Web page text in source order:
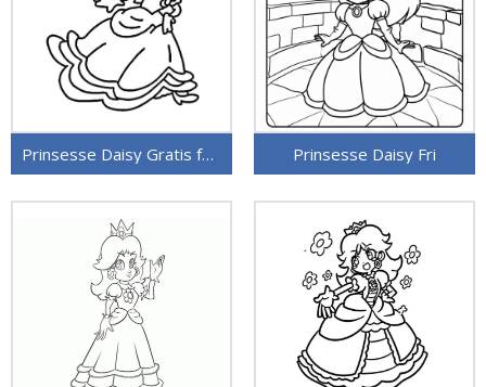
Prinsesse Daisy Gratis for Barn Prinsesse Daisy Fri